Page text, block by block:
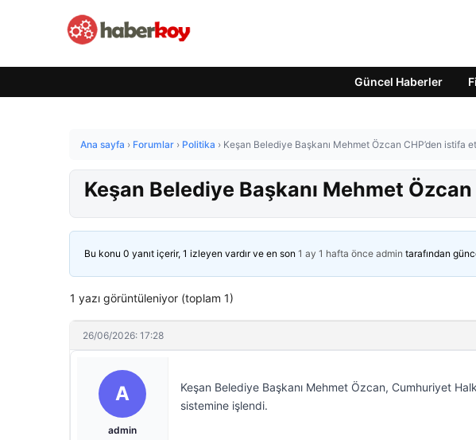
Güncel Haberler
Ana sayfa › Forumlar › Politika › Keşan Belediye Başkanı Mehmet Özcan CHP’den istifa
Keşan Belediye Başkanı Mehmet
Bu konu 0 yanıt içerir, 1 izleyen vardır ve en son 1 ay 1 hafta önce admin tarafından
1 yazı görüntüleniyor (toplam 1)
26/06/2026: 17:28
A
admin
Keşan Belediye Başkanı Mehmet Özcan, Cumhuriyet
sistemine işlendi.